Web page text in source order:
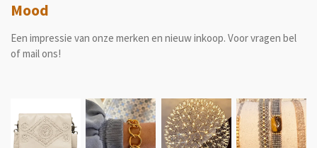
Mood
Een impressie van onze merken en nieuw inkoop. Voor vragen bel
of mail ons!